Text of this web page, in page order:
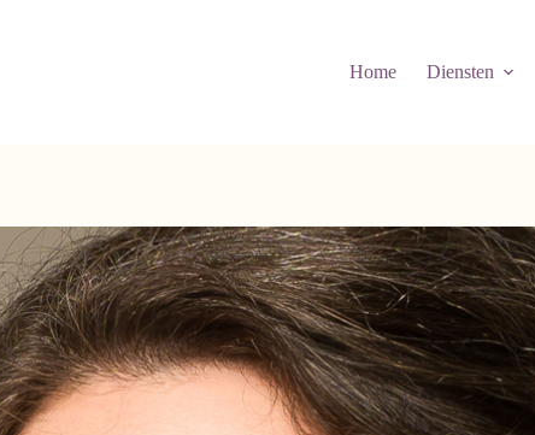
Home Diensten